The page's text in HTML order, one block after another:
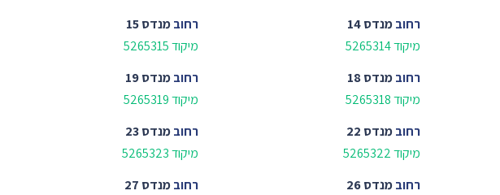
רחובמנדס 14
מיקוד 5265314
רחובמנדס 15
מיקוד 5265315
רחובמנדס 18
מיקוד 5265318
רחובמנדס 19
מיקוד 5265319
רחובמנדס 22
מיקוד 5265322
רחובמנדס 23
מיקוד 5265323
רחובמנדס 26
רחובמנדס 27